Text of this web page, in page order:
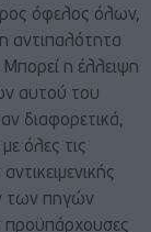
όφελος όλων,
αντιπαλότητα
η έλλειψη
αυτού του
διαφορετικά,
όλες τις
των πηγών